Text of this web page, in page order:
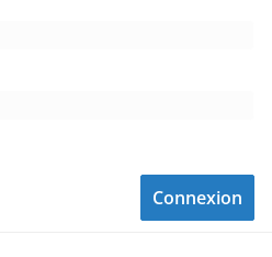
Connexion